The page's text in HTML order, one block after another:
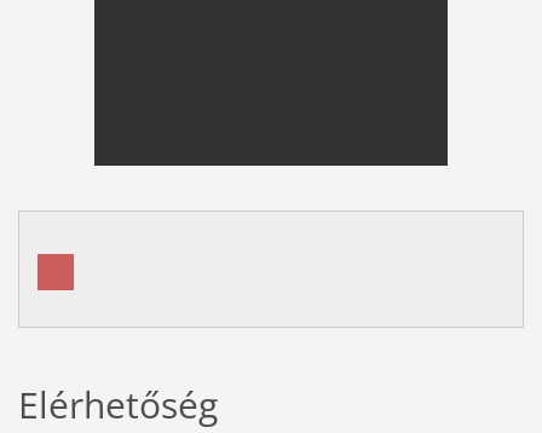
Elérhetőség